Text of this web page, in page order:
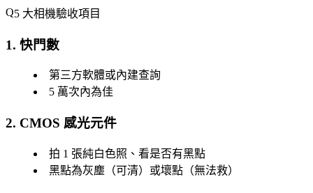
5 大相機驗收項目
1. 快門數
第三方軟體或內建查詢
5 萬次內為佳
2. CMOS 感光元件
拍 1 張純白色照、看是否有黑點
黑點為灰塵（可清）或壞點（無法救）